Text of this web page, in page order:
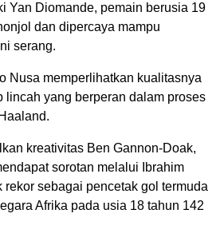
Yan Diomande, pemain berusia 19
dan dipercaya mampu
serang.
Nusa memperlihatkan kualitasnya
lincah yang berperan dalam proses
kreativitas Ben Gannon-Doak,
sorotan melalui Ibrahim
rekor sebagai pencetak gol termuda
Afrika pada usia 18 tahun 142